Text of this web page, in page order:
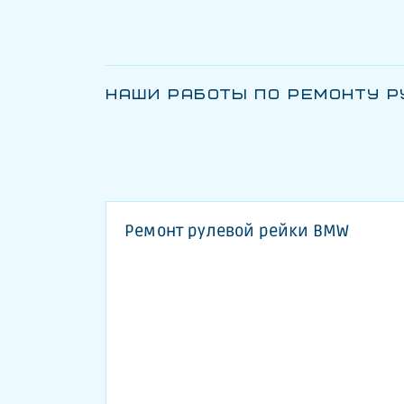
НАШИ РАБОТЫ ПО РЕМОНТУ
Ремонт рулевой рейки BMW